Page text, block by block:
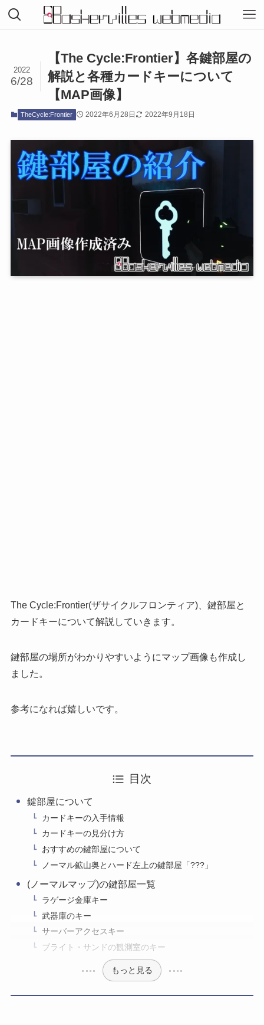
【The Cycle:Frontier】各鍵部屋の
解説と各種カードキーについて
【MAP画像】
2022
6/28
TheCycle:Frontier 2022年6月28日 2022年9月18日
The Cycle:Frontier(ザサイクルフロンティア)、鍵部屋と
カードキーについて解説していきます。
鍵部屋の場所がわかりやすいようにマップ画像も作成し
ました。
参考になれば嬉しいです。
目次
鍵部屋について
カードキーの入手情報
カードキーの見分け方
おすすめの鍵部屋について
ノーマル鉱山奥とハード左上の鍵部屋「???」
(ノーマルマップ)の鍵部屋一覧
ラゲージ金庫キー
武器庫のキー
サーバーアクセスキー
ブライト・サンドの観測室のキー
もっと見る